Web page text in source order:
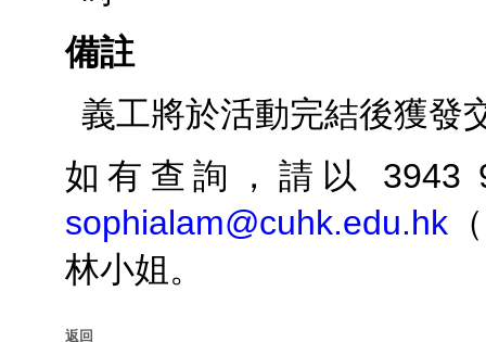
備註
義工將於活動完結後獲發
如有查詢，請以 3943
sophialam@cuhk.edu.hk
林小姐。
返回